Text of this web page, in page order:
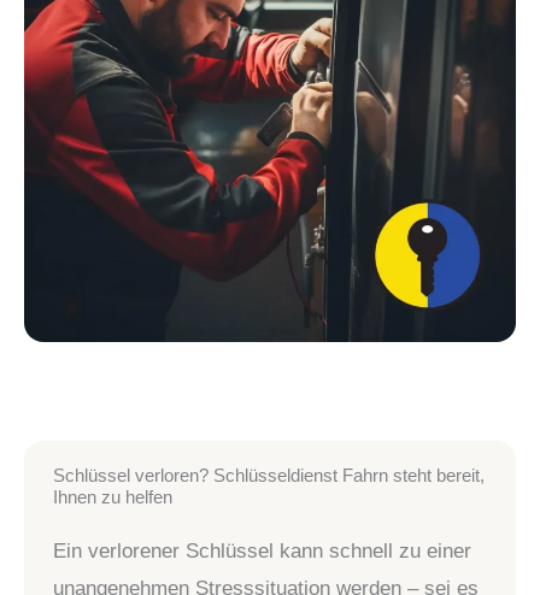
Schlüssel verloren? Schlüsseldienst Fahrn steht bereit,
Ihnen zu helfen
Ein verlorener Schlüssel kann schnell zu einer
unangenehmen Stresssituation werden – sei es